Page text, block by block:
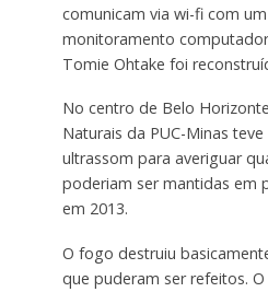
comunicam via wi-fi com
monitoramento
Tomie Ohtake foi
No centro de Belo
Naturais da PUC-Minas
ultrassom para averiguar
poderiam ser mantidas em
em 2013.
O fogo destruiu
que puderam ser refeitos.